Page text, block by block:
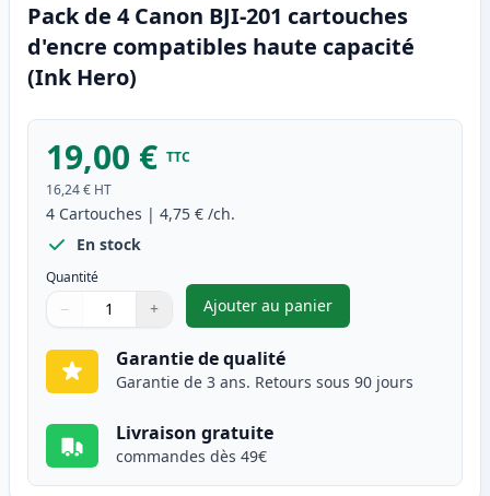
Pack de 4 Canon BJI-201 cartouches
d'encre compatibles haute capacité
(Ink Hero)
19,00 € TTC
16,24 € HT
4 Cartouches | 4,75 € /ch.
En stock
Quantité
Quantité
Utilisez les boutons pour ajuster
− +
Quantité
Ajouter au panier
,Pack de 4 Canon BJI-201
Garantie de qualité
Garantie de 3 ans. Retours sous 90 jours
Livraison gratuite
commandes dès 49€